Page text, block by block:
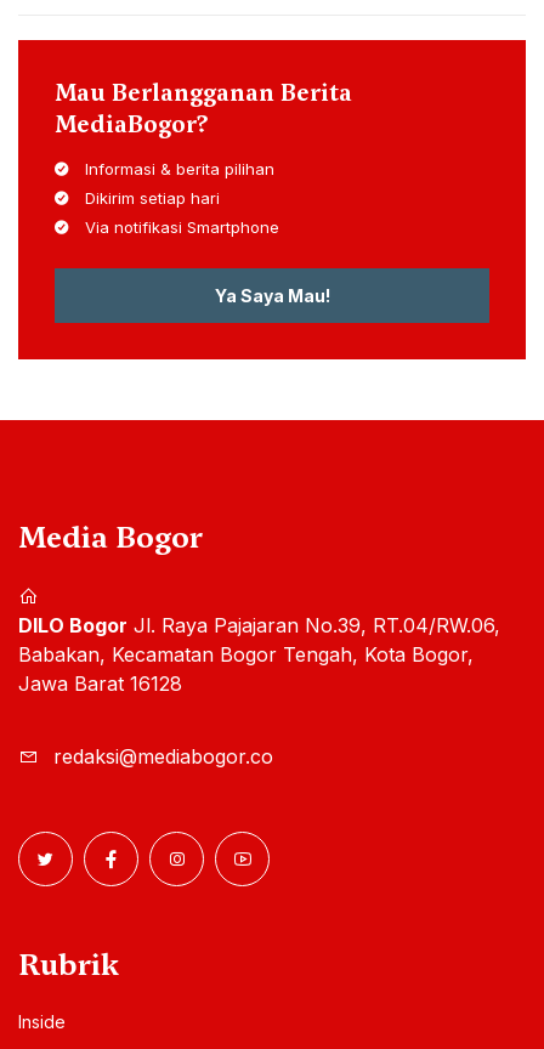
Mau Berlangganan Berita
MediaBogor?
Informasi & berita pilihan
Dikirim setiap hari
Via notifikasi Smartphone
Ya Saya Mau!
Media Bogor
DILO Bogor Jl. Raya Pajajaran No.39, RT.04/RW.06,
Babakan, Kecamatan Bogor Tengah, Kota Bogor,
Jawa Barat 16128
redaksi@mediabogor.co
Rubrik
Inside